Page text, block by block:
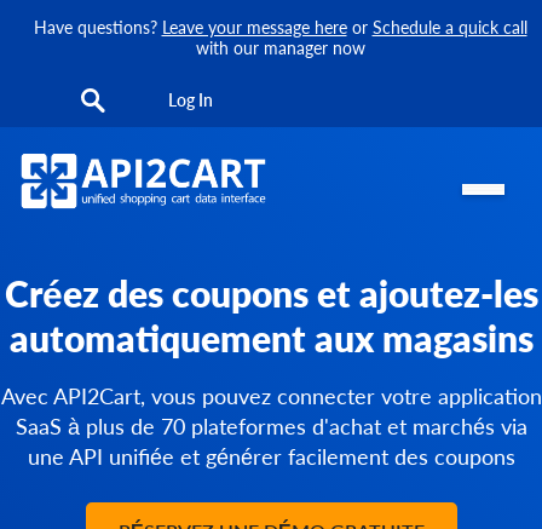
Have questions? Leave your message hereor Schedule a quick call
with our manager now
Log In
Créez des coupons et ajoutez-les
automatiquement aux magasins
Avec API2Cart, vous pouvez connecter votre application
SaaS à plus de 70 plateformes d'achat et marchés via
une API unifiée et générer facilement des coupons